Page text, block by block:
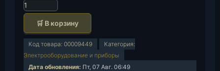
К
о
и
🛒 В корзину
Код товара: 00009449
Категория:
Электрооборудование и приборы
Дата обновления: Пт, 07 Авг. 06:49